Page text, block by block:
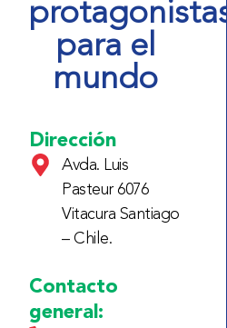
protagonistas
para el
mundo
Dirección
Avda. Luis
Pasteur 6076
Vitacura Santiago
– Chile.
Contacto
general: